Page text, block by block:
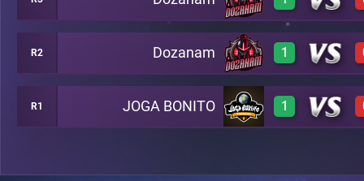
0 A6
3 B7
R2 Dozanam 1
3 B8
R1 JOGA BONITO 1